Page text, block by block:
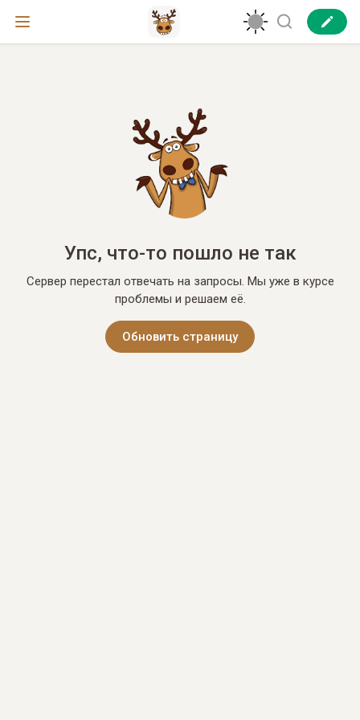
Упс, что-то пошло не так
Сервер перестал отвечать на запросы. Мы уже в курсе
проблемы и решаем её.
Обновить страницу